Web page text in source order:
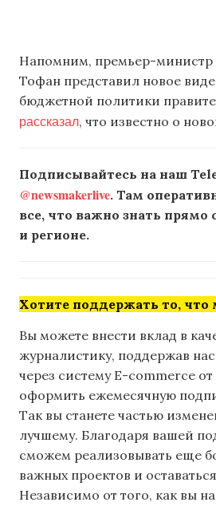
Напомним, премьер-
Тофан представил новое
бюджетной политики
рассказал, что известно о
Подписывайтесь на наш
@newsmakerlive. Там
все, что важно знать прямо
и регионе.
Хотите поддержать то,
Вы можете внести вклад в
журналистику, поддержав
через систему E-commerce
оформить ежемесячную
Так вы станете частью
лучшему. Благодаря вашей
сможем реализовывать еще
важных проектов и
Независимо от того, как вы